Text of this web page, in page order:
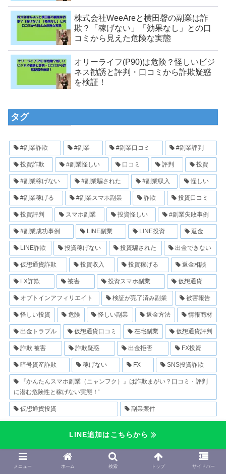
株式会社WeeAreと横田馨の副業は詐
欺？「稼げない」「効果なし」との口
コミから見えた危険な実態
オリーライフ(P90)は危険？怪しいビジ
ネス勧誘と評判・口コミから詐欺疑惑
を検証！
タグ
#副業詐欺 #副業 #副業口コミ #副業評判
投資詐欺 #副業怪しい 口コミ 評判 投資
#副業稼げない #副業騙された #副業収入 怪しい
#副業稼げる #副業スマホ副業 詐欺 投資口コミ
投資評判 スマホ副業 投資怪しい #副業失敗事例
#副業成功事例 LINE副業 LINE投資 返金
LINE詐欺 投資稼げない 投資騙された 出金できない
仮想通貨詐欺 投資収入 投資稼げる 返金相談
FX詐欺 被害 投資スマホ副業 仮想通貨
オプトインアフィリエイト 検証が完了済み副業 被害報告
怪しい投資 危険 怪しい副業 返金方法 情報商材
出金トラブル 仮想通貨口コミ 在宅副業 仮想通貨評判
詐欺 被害 詐欺疑惑 出金拒否 FX投資
暗号資産詐欺 稼げない FX SNS投資詐欺
『かんたんスマホ副業（ニャンフク）』は詐欺まがい？口コミ・評判
に潜む危険性と稼げない実態！'
仮想通貨投資 副業案件
LINE追加はこちらから
メニュー ホーム 検索 トップ サイドバー